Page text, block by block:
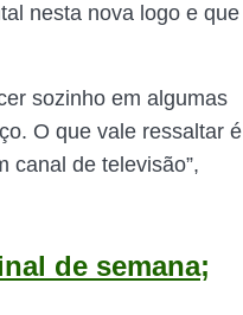
nesta nova logo e que
sozinho em algumas
O que vale ressaltar é
canal de televisão”,
de semana;